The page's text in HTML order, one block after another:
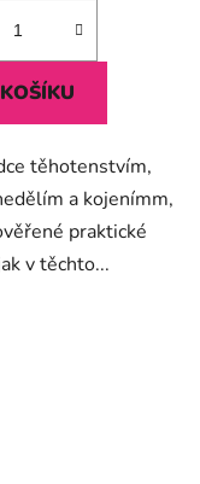
těhotenstvím,
a kojenímm,
praktické
v těchto...